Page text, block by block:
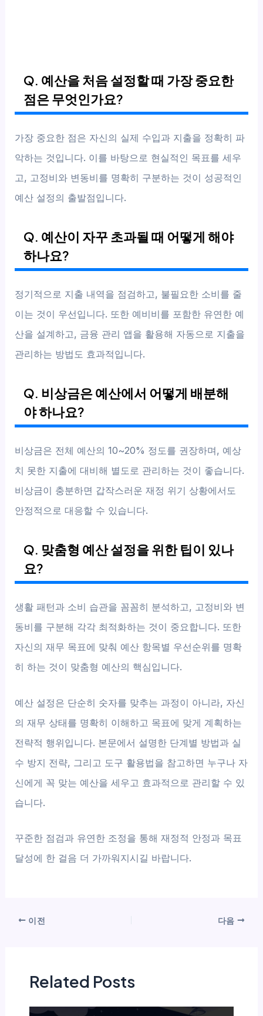
Q. 예산을 처음 설정할 때 가장 중요한
점은 무엇인가요?
가장 중요한 점은 자신의 실제 수입과 지출을 정확히 파
악하는 것입니다. 이를 바탕으로 현실적인 목표를 세우
고, 고정비와 변동비를 명확히 구분하는 것이 성공적인
예산 설정의 출발점입니다.
Q. 예산이 자꾸 초과될 때 어떻게 해야
하나요?
정기적으로 지출 내역을 점검하고, 불필요한 소비를 줄
이는 것이 우선입니다. 또한 예비비를 포함한 유연한 예
산을 설계하고, 금융 관리 앱을 활용해 자동으로 지출을
관리하는 방법도 효과적입니다.
Q. 비상금은 예산에서 어떻게 배분해
야 하나요?
비상금은 전체 예산의 10~20% 정도를 권장하며, 예상
치 못한 지출에 대비해 별도로 관리하는 것이 좋습니다.
비상금이 충분하면 갑작스러운 재정 위기 상황에서도
안정적으로 대응할 수 있습니다.
Q. 맞춤형 예산 설정을 위한 팁이 있나
요?
생활 패턴과 소비 습관을 꼼꼼히 분석하고, 고정비와 변
동비를 구분해 각각 최적화하는 것이 중요합니다. 또한
자신의 재무 목표에 맞춰 예산 항목별 우선순위를 명확
히 하는 것이 맞춤형 예산의 핵심입니다.
예산 설정은 단순히 숫자를 맞추는 과정이 아니라, 자신
의 재무 상태를 명확히 이해하고 목표에 맞게 계획하는
전략적 행위입니다. 본문에서 설명한 단계별 방법과 실
수 방지 전략, 그리고 도구 활용법을 참고하면 누구나 자
신에게 꼭 맞는 예산을 세우고 효과적으로 관리할 수 있
습니다.
꾸준한 점검과 유연한 조정을 통해 재정적 안정과 목표
달성에 한 걸음 더 가까워지시길 바랍니다.
이전 다음
Related Posts